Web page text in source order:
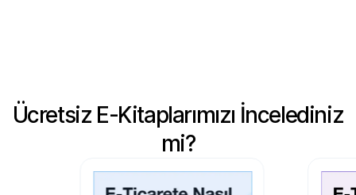
Ücretsiz E-Kitaplarımızı İncelediniz
mi?